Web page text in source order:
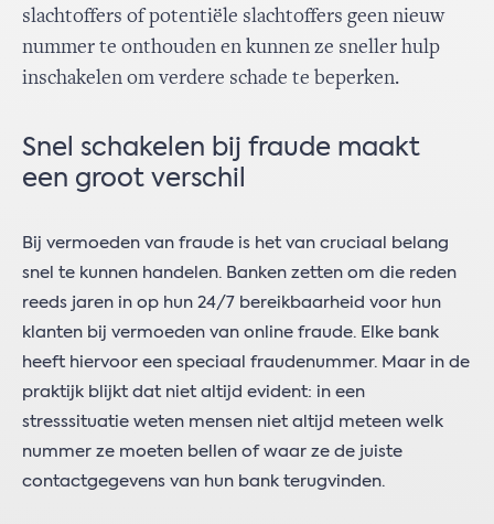
slachtoffers of potentiële slachtoffers geen nieuw
nummer te onthouden en kunnen ze sneller hulp
inschakelen om verdere schade te beperken.
Snel schakelen bij fraude maakt
een groot verschil
Bij vermoeden van fraude is het van cruciaal belang
snel te kunnen handelen. Banken zetten om die reden
reeds jaren in op hun 24/7 bereikbaarheid voor hun
klanten bij vermoeden van online fraude. Elke bank
heeft hiervoor een speciaal fraudenummer. Maar in de
praktijk blijkt dat niet altijd evident: in een
stresssituatie weten mensen niet altijd meteen welk
nummer ze moeten bellen of waar ze de juiste
contactgegevens van hun bank terugvinden.